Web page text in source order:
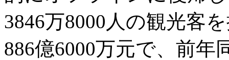
3846万8000人の観光客
886億6000万元で、前年